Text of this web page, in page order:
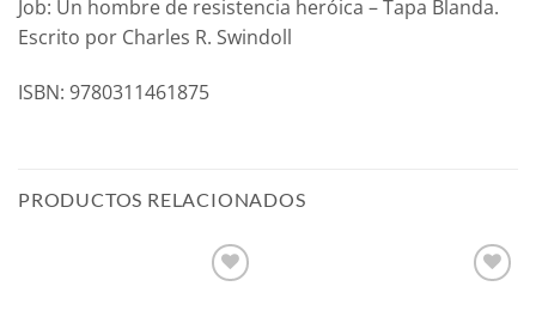
Job: Un hombre de resistencia heróica – Tapa Blanda.
Escrito por Charles R. Swindoll
ISBN: 9780311461875
PRODUCTOS RELACIONADOS